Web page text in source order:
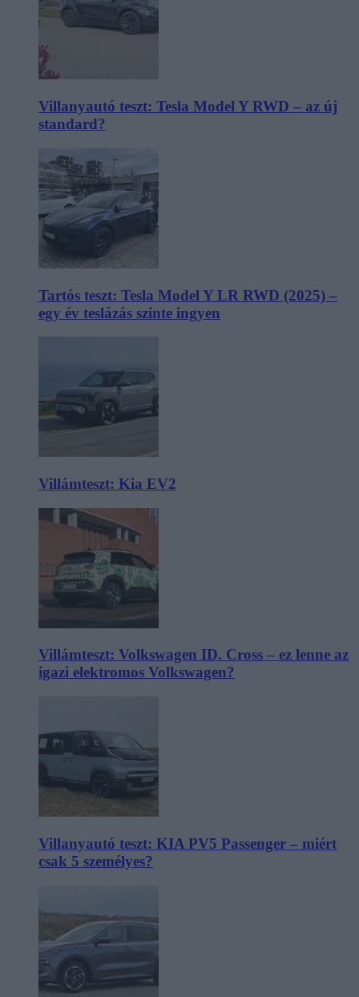
Villanyautó teszt: Tesla Model Y RWD – az új
standard?
Tartós teszt: Tesla Model Y LR RWD (2025) –
egy év teslázás szinte ingyen
Villámteszt: Kia EV2
Villámteszt: Volkswagen ID. Cross – ez lenne az
igazi elektromos Volkswagen?
Villanyautó teszt: KIA PV5 Passenger – miért
csak 5 személyes?